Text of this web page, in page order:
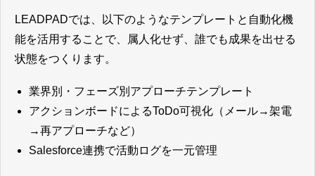
LEADPADでは、以下のようなテンプレートと自動化機
能を活用することで、属人化せず、誰でも成果を出せる
状態をつくります。
業界別・フェーズ別アプローチテンプレート
アクションボードによるToDo可視化（メール→架電
→再アプローチなど）
Salesforce連携で活動ログを一元管理